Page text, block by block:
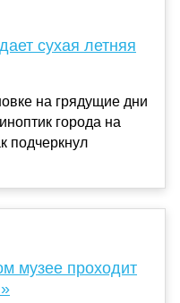
сухая летняя
на грядущие дни
города на
подчеркнул
музее проходит